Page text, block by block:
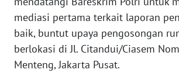
mediasi pertama terkait laporan
baik, buntut upaya pengosongan
berlokasi di Jl. Citandui/Ciasem
Menteng, Jakarta Pusat.
REDAKSI
KARIR
DISCLAIMER